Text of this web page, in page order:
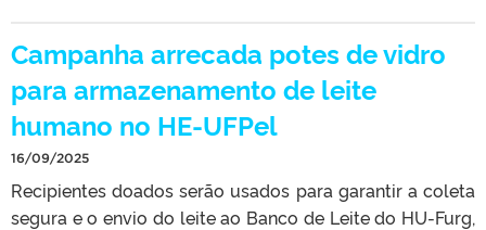
Campanha arrecada potes de vidro
para armazenamento de leite
humano no HE-UFPel
16/09/2025
Recipientes doados serão usados para garantir a coleta
segura e o envio do leite ao Banco de Leite do HU-Furg,